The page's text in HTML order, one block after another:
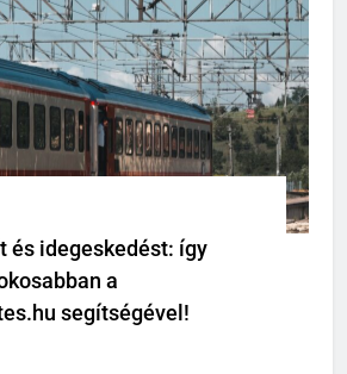
és idegeskedést: így
a
segítségével!